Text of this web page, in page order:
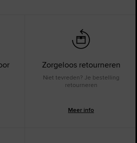
Zorgeloos retourneren
Niet tevreden? Je bestelling
retourneren
Meer info